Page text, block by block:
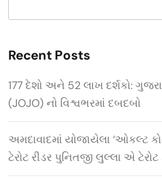
Recent Posts
177 દેશો અને 52 લાખ દર્શકો:
(JOJO) નો વિશ્વભરમાં દબદબો
અમદાવાદમાં યોજાયેલા ‘ઓકલ્ટ
ટેરોટ રીડર પુનિતજી લુલ્લા એ